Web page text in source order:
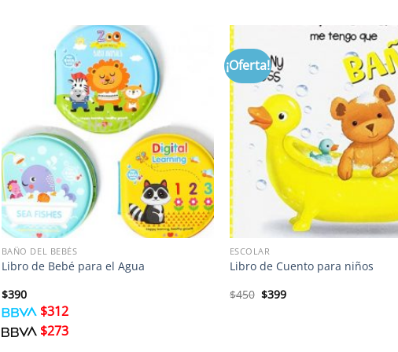
BAÑO DEL BEBÉS
Libro de Bebé para el Agua
$390
$312
$273
¡Oferta!
ESCOLAR
Libro de Cuento para niños
$450 El
$399El